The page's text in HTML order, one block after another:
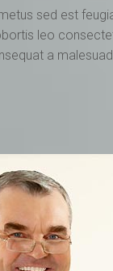
sed est
leo
a